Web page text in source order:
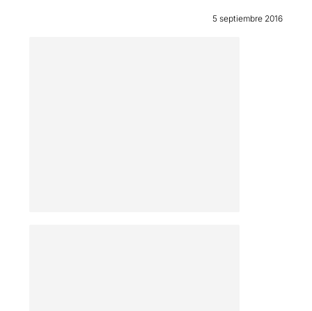
5 septiembre 2016